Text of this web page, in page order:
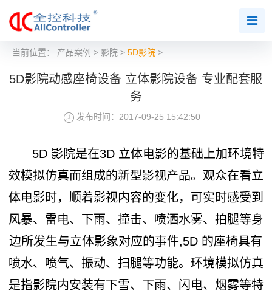
当前位置： 产品案例 > 影院> 5D影院>
5D影院动感座椅设备 立体影院设备 专业配套服
务
发布时间：2017-09-25 15:42:50
5D 影院是在3D 立体电影的基础上加环境特
效模拟仿真而组成的新型影视产品。观众在看立
体电影时，顺着影视内容的变化，可实时感受到
风暴、雷电、下雨、撞击、喷洒水雾、拍腿等身
边所发生与立体影象对应的事件,5D 的座椅具有
喷水、喷气、振动、扫腿等功能。环境模拟仿真
是指影院内安装有下雪、下雨、闪电、烟雾等特